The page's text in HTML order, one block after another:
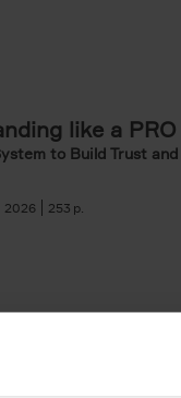
like a PRO
to Build Trust
2026 253